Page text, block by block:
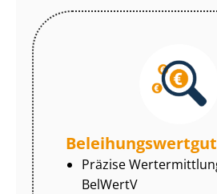
Präzise
BelWertV